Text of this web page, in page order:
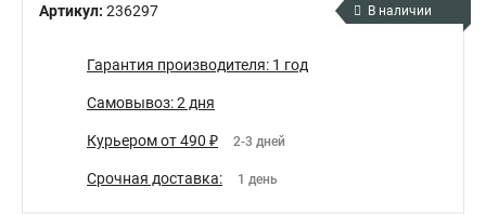
Артикул: 236297 В наличии
Гарантия производителя: 1 год
Самовывоз: 2 дня
Курьером от 490 ₽ 2-3 дней
Срочная доставка: 1 день